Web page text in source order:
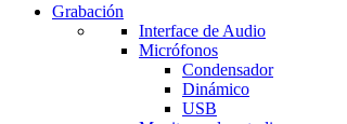
GAMER CONTROLLER
Shop Now
Grabación
Interface de Audio
Micrófonos
Condensador
Dinámico
USB